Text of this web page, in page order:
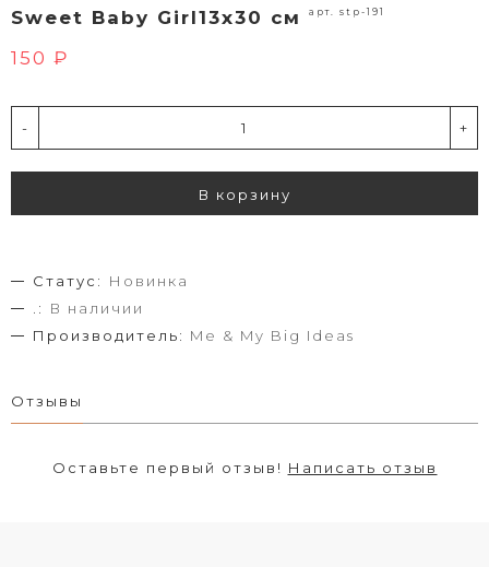
Sweet Baby Girl13х30 см
арт. stp-191
150 ₽
- +
В корзину
Статус:
Новинка
.:
В наличии
Производитель: Me & My Big Ideas
Отзывы
Оставьте первый отзыв! Написать отзыв